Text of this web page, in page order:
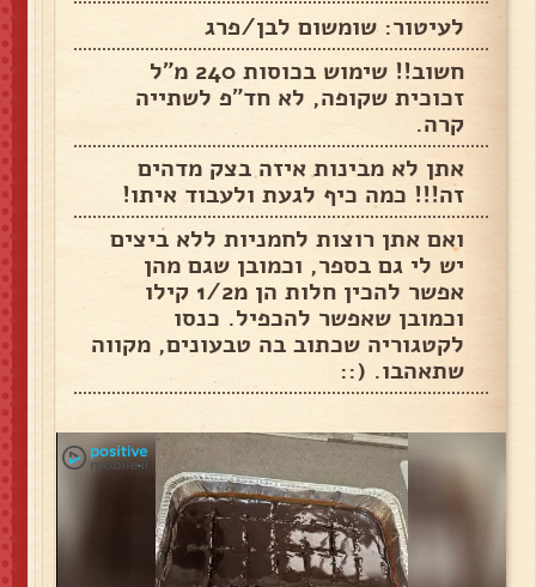
לעיטור: שומשום לבן/פרג
חשוב!! שימוש בכוסות 240 מ"ל
זכוכית שקופה, לא חד"פ לשתייה
קרה.
אתן לא מבינות איזה בצק מדהים
זה!!! כמה כיף לגעת ולעבוד איתו!
ואם אתן רוצות לחמניות ללא ביצים
יש לי גם בספר, וכמובן שגם מהן
אפשר להכין חלות הן מ1/2 קילו
וכמובן שאפשר להכפיל. כנסו
לקטגוריה שכתוב בה טבעונים, מקווה
שתאהבו. (::